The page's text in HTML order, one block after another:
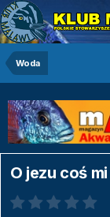
Woda
O jezu coś